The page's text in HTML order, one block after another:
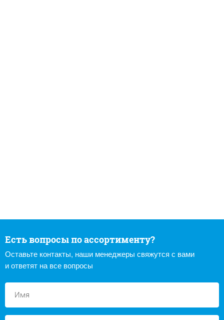
Есть вопросы по ассортименту?
Оставьте контакты, наши менеджеры свяжутся с вами
и ответят на все вопросы